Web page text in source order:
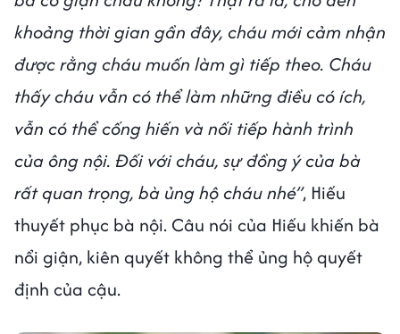
khoảng thời gian gần đây, cháu mới cảm nhận
được rằng cháu muốn làm gì tiếp theo. Cháu
thấy cháu vẫn có thể làm những điều có ích,
vẫn có thể cống hiến và nối tiếp hành trình
của ông nội. Đối với cháu, sự đồng ý của bà
rất quan trọng, bà ủng hộ cháu nhé”, Hiếu
thuyết phục bà nội. Câu nói của Hiếu khiến bà
nổi giận, kiên quyết không thể ủng hộ quyết
định của cậu.